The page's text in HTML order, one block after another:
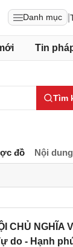
Danh mục
Tin
Tìm
đồ Nội
CHỦ NGHĨA
do - Hạnh